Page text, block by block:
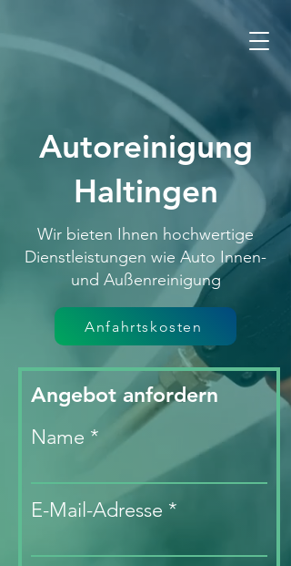
Autoreinigung
Haltingen
Wir bieten Ihnen hochwertige
Dienstleistungen wie Auto Innen-
und Außenreinigung
Anfahrtskosten
Angebot anfordern
Name
E-Mail-Adresse